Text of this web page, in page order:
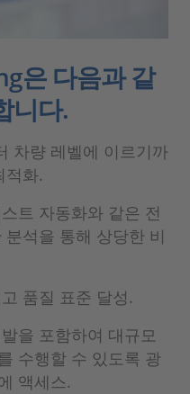
은 다음과 같
니다.
차량 레벨에 이르기까
적화.
트 자동화와 같은 전
석을 통해 상당한 비
품질 표준 달성.
을 포함하여 대규모
수행할 수 있도록 광
액세스.